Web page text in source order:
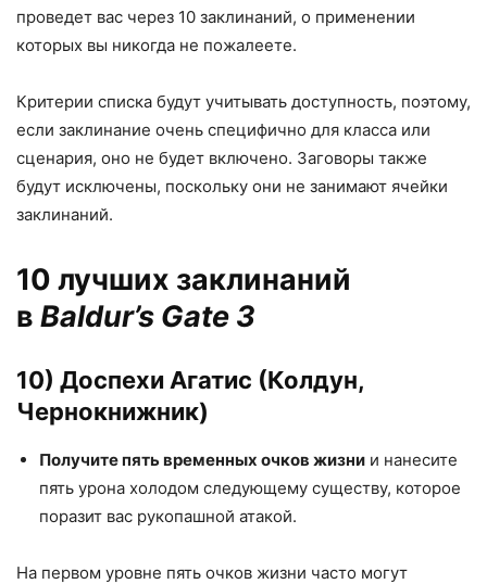
проведет вас через 10 заклинаний, о применении
которых вы никогда не пожалеете.
Критерии списка будут учитывать доступность, поэтому,
если заклинание очень специфично для класса или
сценария, оно не будет включено. Заговоры также
будут исключены, поскольку они не занимают ячейки
заклинаний.
10 лучших заклинаний
в Baldur’s Gate 3
10) Доспехи Агатис (Колдун,
Чернокнижник)
Получите пять временных очков жизни и нанесите
пять урона холодом следующему существу, которое
поразит вас рукопашной атакой.
На первом уровне пять очков жизни часто могут